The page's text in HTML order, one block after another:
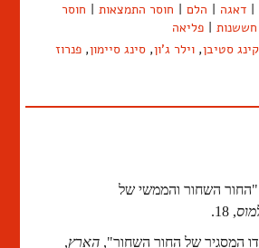
דאגה הלם חוסר התמצאות
חוסר
חששנות
פליאה
סטיבן, וילר ג'ון, סינג סיימון, פנרוז
ט' 2003: "החור השחור והממשי של
, 18.
הארץ,